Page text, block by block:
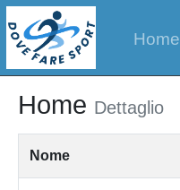
Home
Home Dettaglio
Nome